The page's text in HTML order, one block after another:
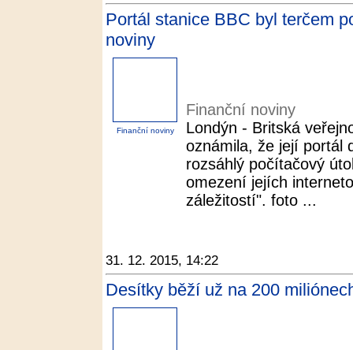
Portál stanice BBC byl terčem
noviny
Finanční noviny
Finanční noviny
Londýn - Britská
oznámila, že její portál
rozsáhlý počítačový
omezení jejích
záležitostí". foto ...
31. 12. 2015, 14:22
Desítky běží už na 200